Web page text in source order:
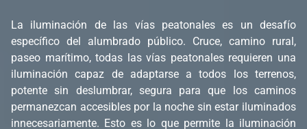
La iluminación de las vías peatonales es un desafío
específico del alumbrado público. Cruce, camino rural,
paseo marítimo, todas las vías peatonales requieren una
iluminación capaz de adaptarse a todos los terrenos,
potente sin deslumbrar, segura para que los caminos
permanezcan accesibles por la noche sin estar iluminados
innecesariamente. Esto es lo que permite la iluminación